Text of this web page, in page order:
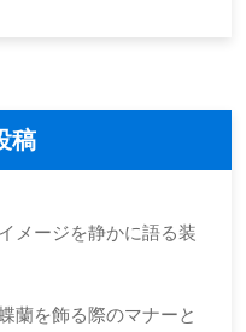
稿
メージを静かに語る装
蘭を飾る際のマナーと